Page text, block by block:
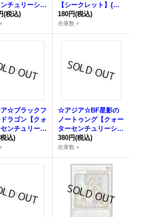
チュリーシー
】{アジアQC
《シンク
(税込)
【シークレット】{ア
ジアDABL-JP043}
《シンクロ》
180円(税込)
在庫数 ×
☆ブラックフ
ラゴン【クォ
ンチュリーシ
ト】{アジア
《シン
込)
☆アジア☆BF星影の
ノートゥング【クォー
ターセンチュリーシー
クレット】{アジアQC
CP-JP137}《シンク
ロ》
380円(税込)
在庫数 ×